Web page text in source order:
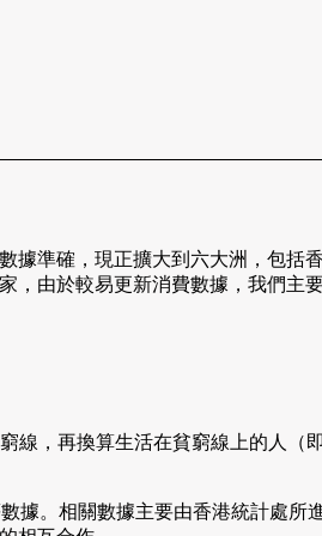
據準確，現正擴大到六大洲，包括
，由於較易更新消費數據，我們主
線，再換算生活在貧窮線上的人（
據。相關數據主要由香港統計處所